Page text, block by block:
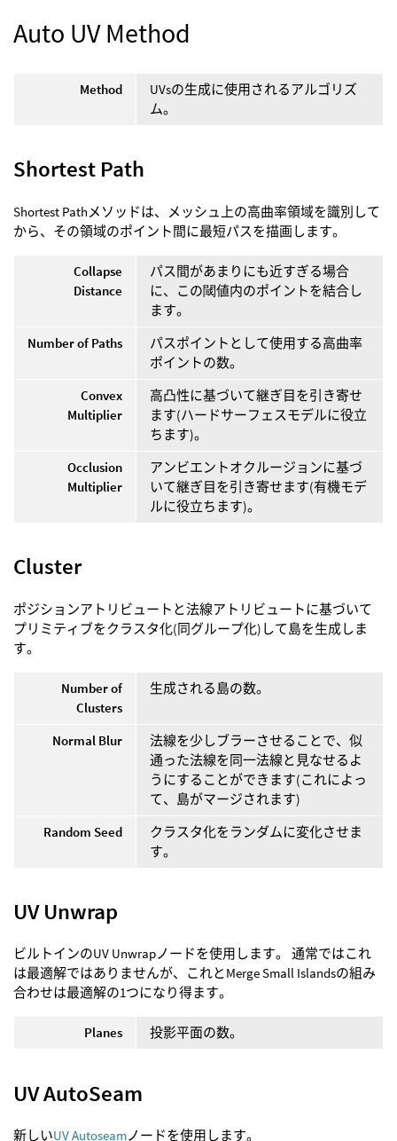
Auto UV Method
Method
UVsの生成に使用されるアルゴリズ
ム。
Shortest Path
Shortest Pathメソッドは、メッシュ上の高曲率領域を識別して
から、その領域のポイント間に最短パスを描画します。
Collapse
Distance
パス間があまりにも近すぎる場合
に、この閾値内のポイントを結合し
ます。
Number of Paths
パスポイントとして使用する高曲率
ポイントの数。
Convex
Multiplier
高凸性に基づいて継ぎ目を引き寄せ
ます(ハードサーフェスモデルに役立
ちます)。
Occlusion
Multiplier
アンビエントオクルージョンに基づ
いて継ぎ目を引き寄せます(有機モデ
ルに役立ちます)。
Cluster
ポジションアトリビュートと法線アトリビュートに基づいて
プリミティブをクラスタ化(同グループ化)して島を生成しま
す。
Number of
Clusters
生成される島の数。
Normal Blur
法線を少しブラーさせることで、似
通った法線を同一法線と見なせるよ
うにすることができます(これによっ
て、島がマージされます)
Random Seed
クラスタ化をランダムに変化させま
す。
UV Unwrap
ビルトインのUV Unwrapノードを使用します。 通常ではこれ
は最適解ではありませんが、これとMerge Small Islandsの組み
合わせは最適解の1つになり得ます。
Planes 投影平面の数。
UV AutoSeam
新しいUV Autoseamノードを使用します。